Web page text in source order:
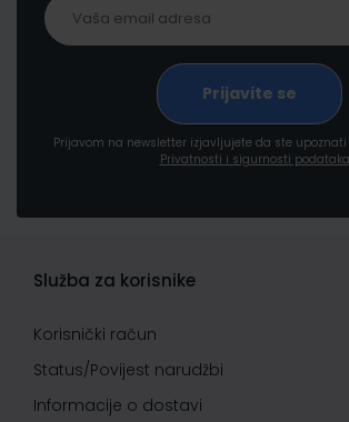
Prijavom na newsletter izjavljujete da ste
Privatnosti i sigurnosti podataka
Služba za korisnike
Korisnički račun
Status/Povijest narudžbi
Informacije o dostavi